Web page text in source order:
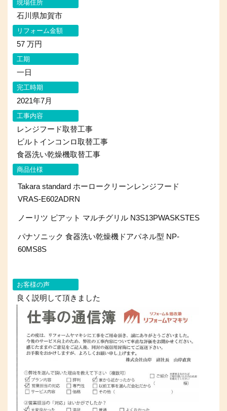
現場住所
石川県加賀市
リフォーム金額
57 万円
工期
一日
完工時期
2021年7月
工事内容
レンジフード取替工事
ビルトインコンロ取替工事
食器洗い乾燥機取替工事
商品仕様
Takara standard ホーロークリーンレンジフード
VRAS-E602ADRN
ノーリツ ピアット マルチグリル N3S13PWASKSTES
パナソニック 食器洗い乾燥機ドアパネル型 NP-
60MS8S
お客様の声
良く説明して頂きました